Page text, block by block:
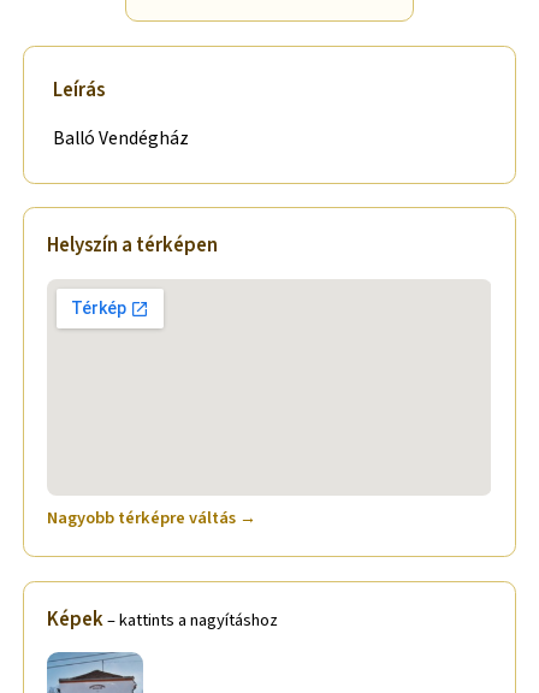
Leírás
Balló Vendégház
Helyszín a térképen
Nagyobb térképre váltás →
Képek– kattints a nagyításhoz